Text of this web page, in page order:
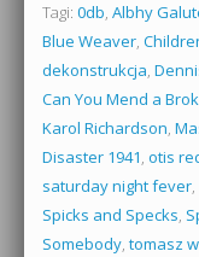
Tagi: 0db, Albhy
Blue Weaver,
dekonstrukcja,
Can You Mend a
Karol Richardson,
Disaster 1941, otis
saturday night fever,
Spicks and Specks,
Somebody, tomasz